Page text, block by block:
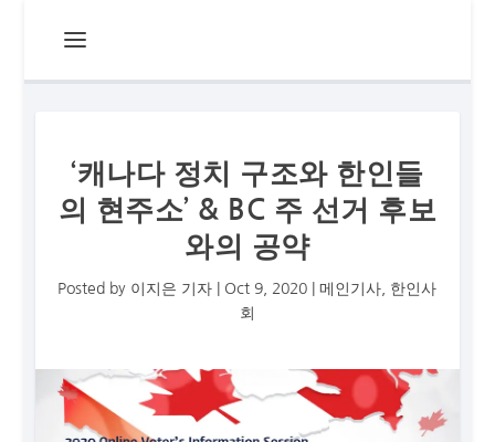
‘캐나다 정치 구조와 한인들
의 현주소’ & BC 주 선거 후보
와의 공약
Posted by 이지은 기자 Oct 9, 2020 |메인기사
한인사
회